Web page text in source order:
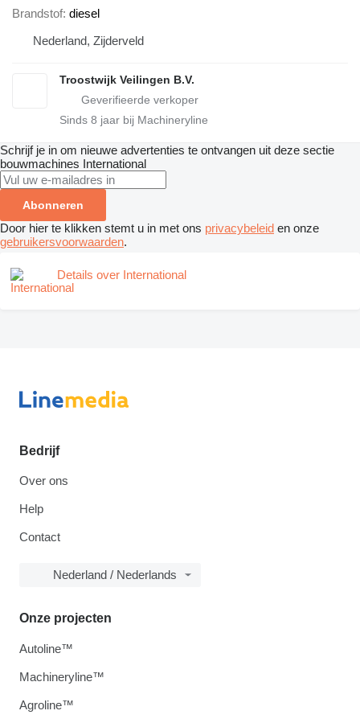
Brandstof diesel
Nederland, Zijderveld
Troostwijk Veilingen B.V.
Sinds 8 jaar bij Machineryline
Schrijf je in om nieuwe advertenties te ontvangen uit deze sectie
bouwmachines International
Abonneren
Door hier te klikken stemt u in met ons privacybeleid en onze
gebruikersvoorwaarden.
Details over International
Bedrijf
Over ons
Help
Contact
Nederland / Nederlands
Onze projecten
Autoline™
Machineryline™
Agroline™